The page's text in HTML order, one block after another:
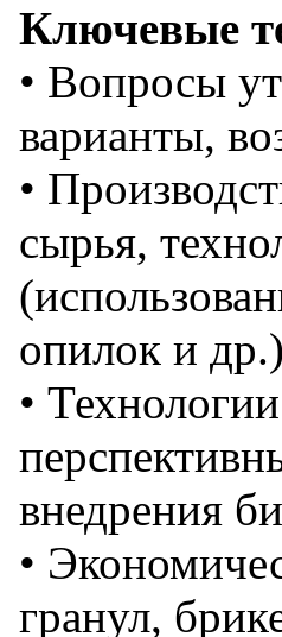
Ключевые
• Вопросы
варианты,
•
сырья,
опилок и
•
внедрения
•
гранул,